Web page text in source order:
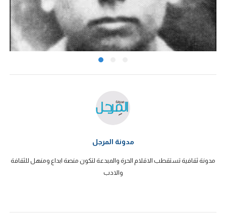
مدونة المرجل
مدونة ثقافية تستقطب الاقلام الحرة والمبدعة لتكون منصة ابداع ومنهل للثقافة
والادب